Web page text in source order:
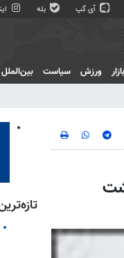
آی گپ بله
بازار ورزش سیاست بین‌الملل